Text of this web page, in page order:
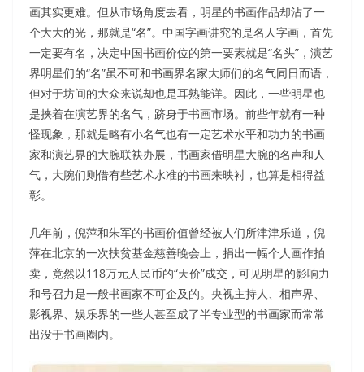
画其实更难。但从市场角度去看，明星的书画作品却沾了一
个大大的光，那就是“名”。中国字画讲究的是名人字画，首先
一定要有名，决定中国书画价位的第一要素就是“名头”，演艺
界明星们的“名”虽不可和书画界名家大师们的名气同日而语，
但对于坊间的大众来说却也是耳熟能详。因此，一些明星也
是挟着在演艺界的名气，跻身于书画市场。前些年就有一种
怪现象，那就是略有小名气也有一定艺术水平和功力的书画
家和演艺界的大腕联袂办展，书画家借明星大腕的名声和人
气，大腕们则借有些艺术水准的书画来映衬，也算是相得益
彰。
几年前，倪萍和朱军的书画价值曾经被人们所津津乐道，倪
萍在北京的一次扶贫基金慈善晚会上，捐出一幅个人画作拍
卖，竟然以118万元人民币的“天价”成交，可见明星的影响力
和号召力是一般书画家不可企及的。央视主持人、相声界、
影视界、娱乐界的一些人甚至成了半专业型的书画家而常常
出没于书画圈内。